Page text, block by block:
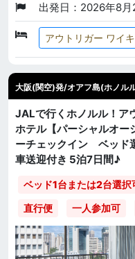
出発日：2026年8
アウトリガー ワイ
大阪(関空)発/オアフ島(ホノル
JALで行くホノルル！ア
ホテル【パーシャルオー
ーチェックイン ベッド
車送迎付き 5泊7日間♪
ベッド1台または2台選択
直行便
一人参加可